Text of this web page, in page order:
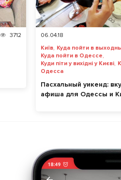
3712
06.04.18
Київ, Куда пойти в
Куда пойти в Одессе,
Куди піти у вихідні у Києві,
Одесса
Пасхальный уикенд:
афиша для Одессы и